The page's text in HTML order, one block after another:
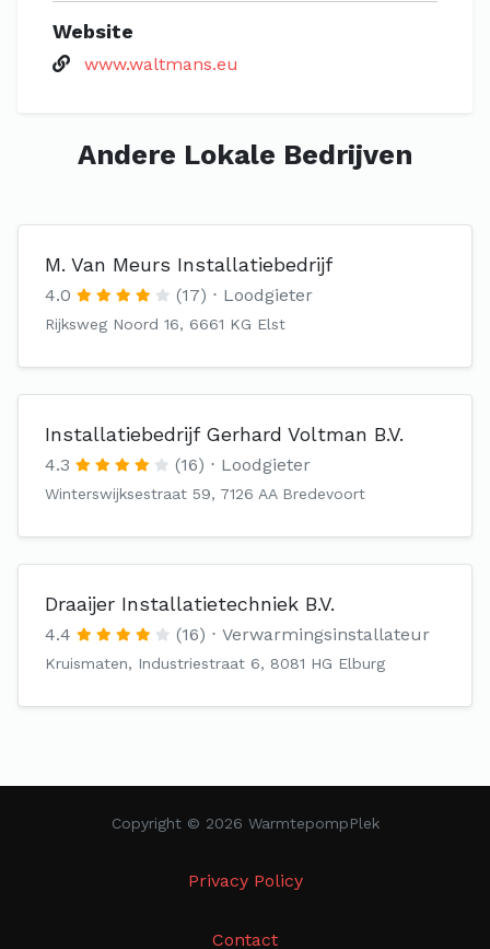
Website
www.waltmans.eu
Andere Lokale Bedrijven
M. Van Meurs Installatiebedrijf
4.0 (17) Loodgieter
Rijksweg Noord 16, 6661 KG Elst
Installatiebedrijf Gerhard Voltman B.V.
4.3 (16) Loodgieter
Winterswijksestraat 59, 7126 AA Bredevoort
Draaijer Installatietechniek B.V.
4.4 (16) Verwarmingsinstallateur
Kruismaten, Industriestraat 6, 8081 HG Elburg
Copyright © 2026 WarmtepompPlek
Privacy Policy
Contact